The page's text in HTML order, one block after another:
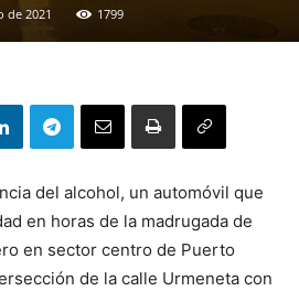
de 2021 1799
del alcohol, un automóvil que
en horas de la madrugada de
en sector centro de Puerto
de la calle Urmeneta con